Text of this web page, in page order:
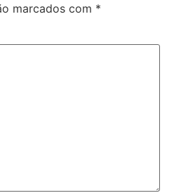
marcados com *